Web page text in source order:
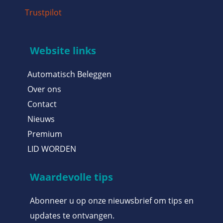
Trustpilot
Website links
Automatisch Beleggen
Over ons
Contact
Nieuws
Premium
LID WORDEN
Waardevolle tips
Abonneer u op onze nieuwsbrief om tips en
updates te ontvangen.